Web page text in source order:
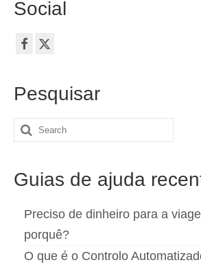
Social
Pesquisar
Search
Guias de ajuda
Preciso de dinheiro para a
porquê?
O que é o Controlo